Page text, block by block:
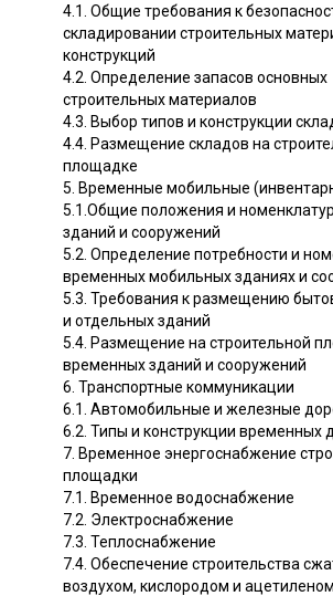
4.1. Общие требования к
складировании строительных
конструкций
4.2. Определение запасов основных
строительных материалов
4.3. Выбор типов и конструкции
4.4. Размещение складов на
площадке
5. Временные мобильные
5.1.Общие положения и
зданий и сооружений
5.2. Определение потребности и
временных мобильных зданиях и
5.3. Требования к размещению
и отдельных зданий
5.4. Размещение на строительной
временных зданий и сооружений
6. Транспортные коммуникации
6.1. Автомобильные и железные
6.2. Типы и конструкции временных
7. Временное энергоснабжение
площадки
7.1. Временное водоснабжение
7.2. Электроснабжение
7.3. Теплоснабжение
7.4. Обеспечение строительства
воздухом, кислородом и ацетиленом